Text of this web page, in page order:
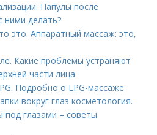
Папулы после
ними делать?
это. Аппаратный массаж: это,
Какие проблемы устраняют
части лица
Подробно о LPG-массаже
вокруг глаз косметология.
под глазами – советы